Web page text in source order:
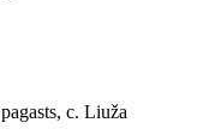
c. Liuža